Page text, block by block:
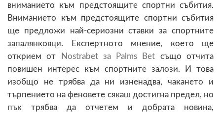
вниманието към предстоящите спортни събития.
Вниманието към предстоящите спортни събития
ще предложи най-сериозни ставки за спортните
запалянковци. Експертното мнение, което ще
открием от
Nostrabet за Palms Bet също отчита
повишен интерес към спортните залози. И това
изобщо не трябва да ни изненадва, чакането и
търпението на феновете сякаш достигна предел, но
пък трябва да отчетем и добрата новина,